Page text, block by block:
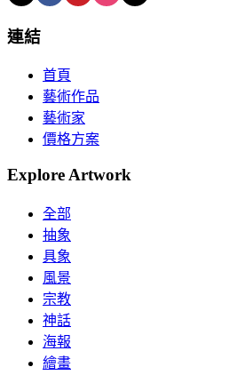
連結
首頁
藝術作品
藝術家
價格方案
Explore Artwork
全部
抽象
具象
風景
宗教
神話
海報
繪畫